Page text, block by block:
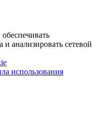
анализировать сетевой
использования